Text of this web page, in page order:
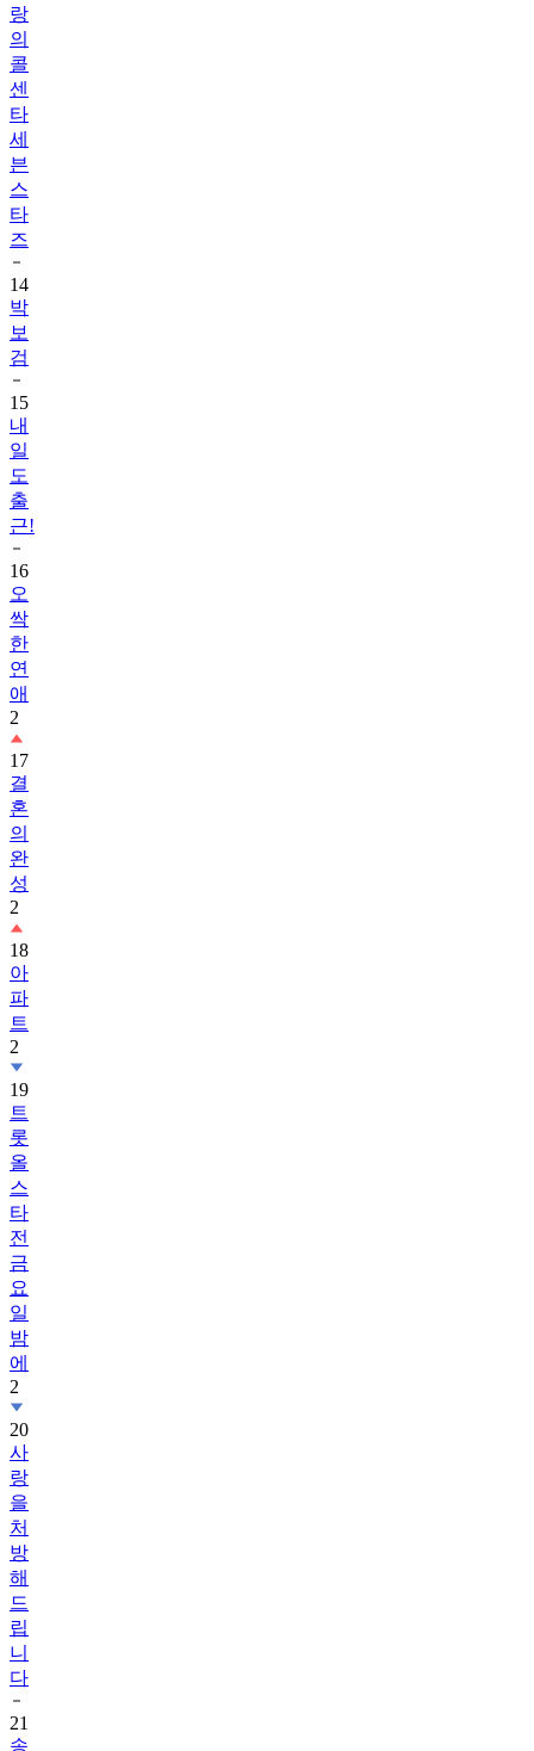
랑
의
콜
센
타
세
븐
스
타
즈
14
박
보
검
15
내
일
도
출
근!
16
오
싹
한
연
애
2
17
결
혼
의
완
성
2
18
아
파
트
2
19
트
롯
올
스
타
전
금
요
일
밤
에
2
20
사
랑
을
처
방
해
드
립
니
다
21
송